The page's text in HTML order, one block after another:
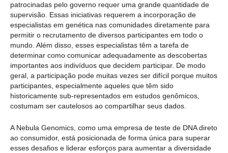
patrocinadas pelo governo requer uma grande quantidade de
supervisão. Essas iniciativas requerem a incorporação de
especialistas em genética nas comunidades diretamente para
permitir o recrutamento de diversos participantes em todo o
mundo. Além disso, esses especialistas têm a tarefa de
determinar como comunicar adequadamente as descobertas
importantes aos indivíduos que decidem participar. De modo
geral, a participação pode muitas vezes ser difícil porque muitos
participantes, especialmente aqueles que têm sido
historicamente sub-representados em estudos genômicos,
costumam ser cautelosos ao compartilhar seus dados.
A Nebula Genomics, como uma empresa de teste de DNA direto
ao consumidor, está posicionada de forma única para superar
esses desafios e liderar esforços para aumentar a diversidade